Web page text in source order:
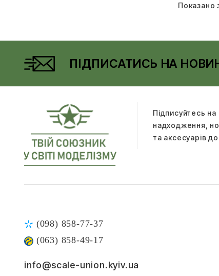
Показано
ПІДПИСАТИСЬ НА
Підписуйтесь
надходження,
та аксесуарів
(098) 858-77-37
(063) 858-49-17
info@scale-union.kyiv.ua